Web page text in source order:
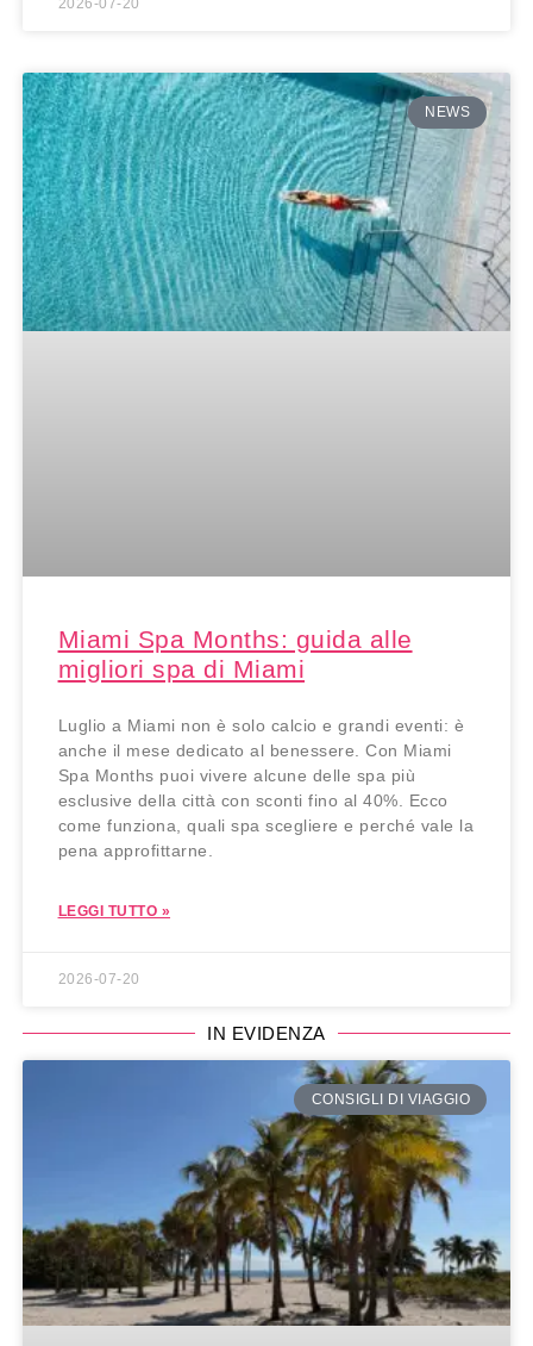
2026-07-20
NEWS
Miami Spa Months: guida alle
migliori spa di Miami
Luglio a Miami non è solo calcio e grandi eventi: è
anche il mese dedicato al benessere. Con Miami
Spa Months puoi vivere alcune delle spa più
esclusive della città con sconti fino al 40%. Ecco
come funziona, quali spa scegliere e perché vale la
pena approfittarne.
LEGGI TUTTO »
2026-07-20
IN EVIDENZA
CONSIGLI DI VIAGGIO